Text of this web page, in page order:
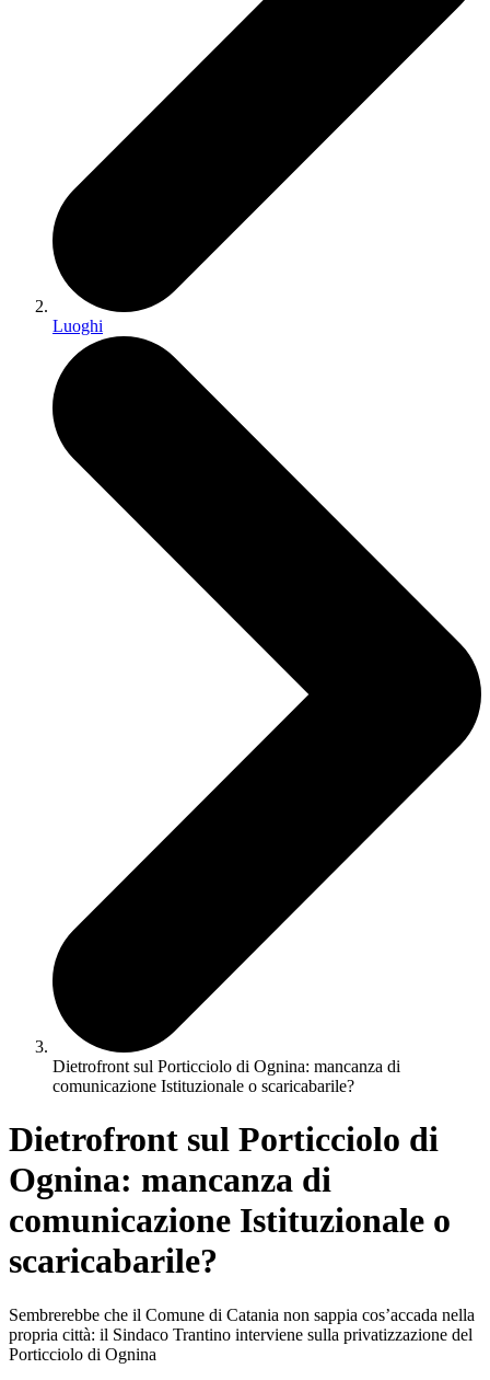
Luoghi
Dietrofront sul Porticciolo di Ognina: mancanza di
comunicazione Istituzionale o scaricabarile?
Dietrofront sul Porticciolo di
Ognina: mancanza di
comunicazione Istituzionale o
scaricabarile?
Sembrerebbe che il Comune di Catania non sappia cos’accada nella
propria città: il Sindaco Trantino interviene sulla privatizzazione del
Porticciolo di Ognina